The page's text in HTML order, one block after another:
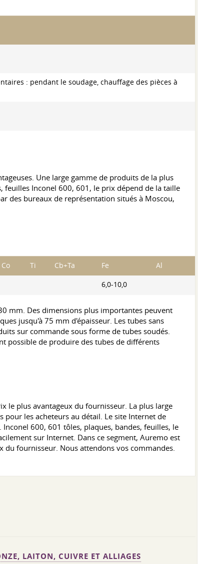
: pendant le soudage, chauffage des pièces à
Une large gamme de produits de la plus
feuilles Inconel 600, 601, le prix dépend de la taille
des bureaux de représentation situés à Moscou,
Co Ti Cb+Ta Fe Al
6,0-10,0
mm. Des dimensions plus importantes peuvent
jusqu'à 75 mm d'épaisseur. Les tubes sans
sur commande sous forme de tubes soudés.
possible de produire des tubes de différents
le plus avantageux du fournisseur. La plus large
les acheteurs au détail. Le site Internet de
600, 601 tôles, plaques, bandes, feuilles, le
sur Internet. Dans ce segment, Auremo est
fournisseur. Nous attendons vos commandes.
LAITON, CUIVRE ET ALLIAGES